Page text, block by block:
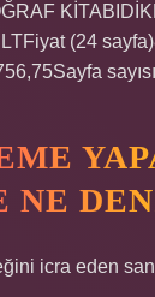
(24
NE
icra eden